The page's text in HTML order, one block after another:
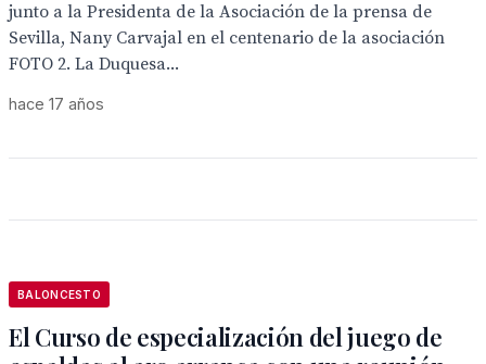
junto a la Presidenta de la Asociación de la prensa de
Sevilla, Nany Carvajal en el centenario de la asociación
FOTO 2. La Duquesa...
hace 17 años
BALONCESTO
El Curso de especialización del juego de